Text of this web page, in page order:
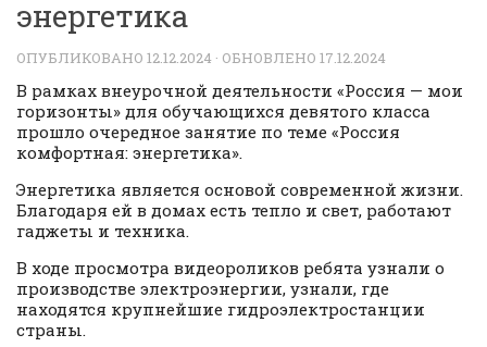
энергетика
ОПУБЛИКОВАНО 12.12.2024 · ОБНОВЛЕНО 17.12.2024
В рамках внеурочной деятельности «Россия — мои
горизонты» для обучающихся девятого класса
прошло очередное занятие по теме «Россия
комфортная: энергетика».
Энергетика является основой современной жизни.
Благодаря ей в домах есть тепло и свет, работают
гаджеты и техника.
В ходе просмотра видеороликов ребята узнали о
производстве электроэнергии, узнали, где
находятся крупнейшие гидроэлектростанции
страны.